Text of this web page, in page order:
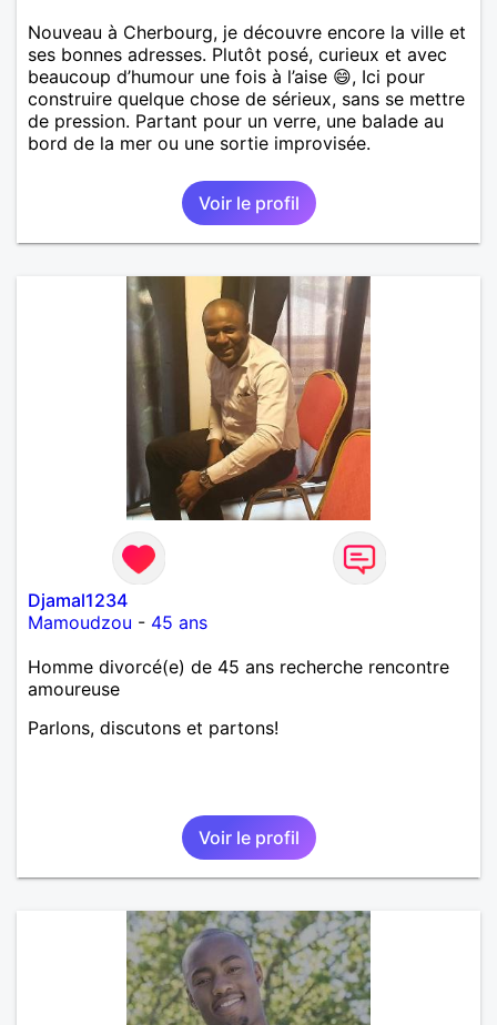
Nouveau à Cherbourg, je découvre encore la ville et
ses bonnes adresses. Plutôt posé, curieux et avec
beaucoup d’humour une fois à l’aise 😄, Ici pour
construire quelque chose de sérieux, sans se mettre
de pression. Partant pour un verre, une balade au
bord de la mer ou une sortie improvisée.
Voir le profil
Djamal1234
Mamoudzou - 45 ans
Homme divorcé(e) de 45 ans recherche rencontre
amoureuse
Parlons, discutons et partons!
Voir le profil